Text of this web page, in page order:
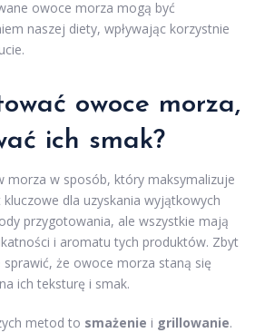
owoce morza mogą być
naszej diety, wpływając korzystnie
owoce morza,
ich smak?
morza w sposób, który maksymalizuje
dla uzyskania wyjątkowych
przygotowania, ale wszystkie mają
i aromatu tych produktów. Zbyt
że owoce morza staną się
ich teksturę i smak.
metod to smażenie i grillowanie.